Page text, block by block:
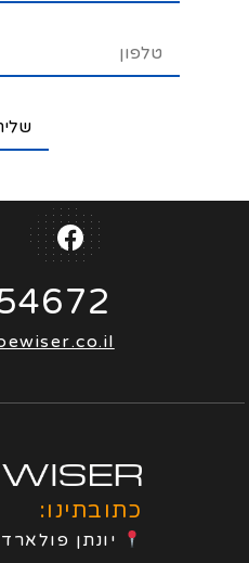
כתובתינו:
יונתן פולארד 2, שדרות